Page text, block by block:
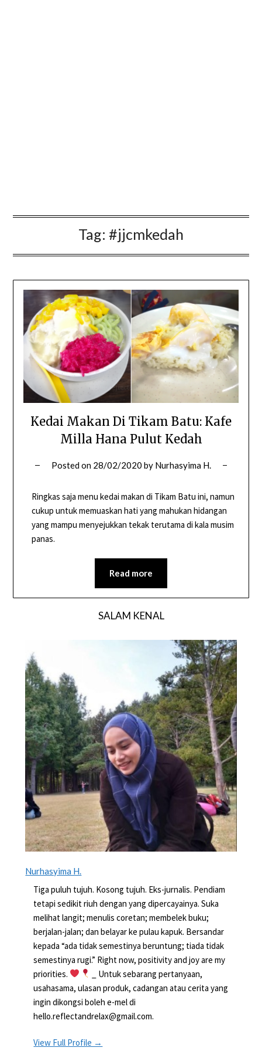
Tag: #jjcmkedah
Kedai Makan Di Tikam Batu: Kafe
Milla Hana Pulut Kedah
Posted on 28/02/2020 by Nurhasyima H.
Ringkas saja menu kedai makan di Tikam Batu ini, namun
cukup untuk memuaskan hati yang mahukan hidangan
yang mampu menyejukkan tekak terutama di kala musim
panas.
Read more
SALAM KENAL
Nurhasyima H.
Tiga puluh tujuh. Kosong tujuh. Eks-jurnalis. Pendiam
tetapi sedikit riuh dengan yang dipercayainya. Suka
melihat langit; menulis coretan; membelek buku;
berjalan-jalan; dan belayar ke pulau kapuk. Bersandar
kepada “ada tidak semestinya beruntung; tiada tidak
semestinya rugi.” Right now, positivity and joy are my
priorities.
_ Untuk sebarang pertanyaan,
usahasama, ulasan produk, cadangan atau cerita yang
ingin dikongsi boleh e-mel di
hello.reflectandrelax@gmail.com.
View Full Profile →